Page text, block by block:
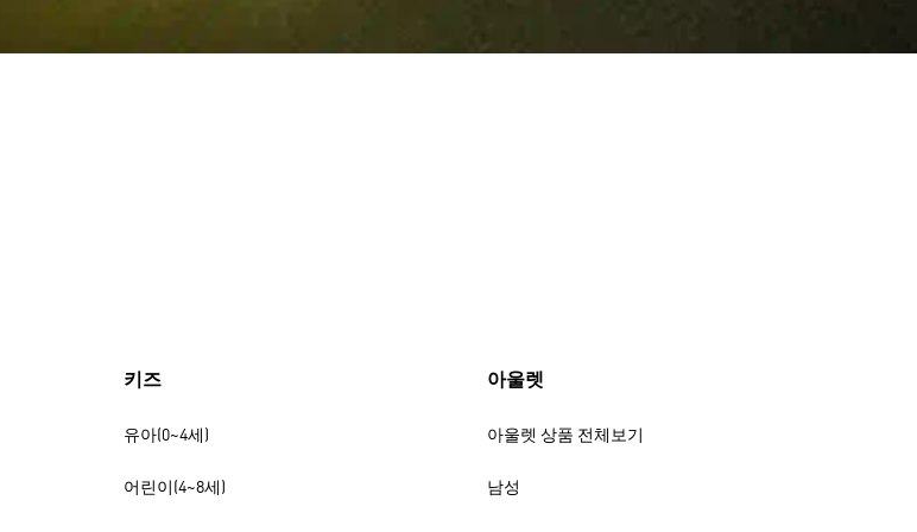
키즈
유아(0~4세)
어린이(4~8세)
아울렛
아울렛 상품 전체보기
남성